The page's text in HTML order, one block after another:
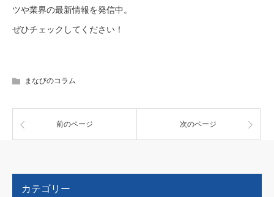
ツや業界の最新情報を発信中。
ぜひチェックしてください！
まなびのコラム
前のページ 次のページ
カテゴリー